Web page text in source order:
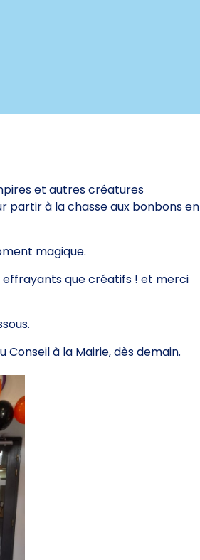
et autres créatures
partir à la chasse aux bonbons en
magique.
effrayants que créatifs ! et merci
à la Mairie, dès demain.